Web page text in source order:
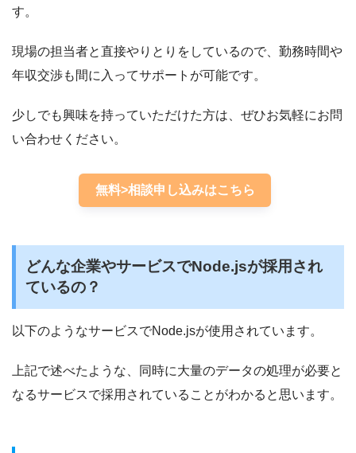
性
け
ソ
ー
ル
ゲ
ー
す。
現場の担当者と直接やりとりをしているので、勤務時間や
年収交渉も間に入ってサポートが可能です。
少しでも興味を持っていただけた方は、ぜひお気軽にお問
い合わせください。
無料>相談申し込みはこちら
どんな企業やサービスでNode.jsが採用され
ているの？
以下のようなサービスでNode.jsが使用されています。
上記で述べたような、同時に大量のデータの処理が必要と
なるサービスで採用されていることがわかると思います。